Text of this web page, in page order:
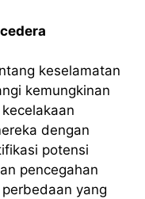
keselamatan
kemungkinan
dengan
potensi
pencegahan
yang